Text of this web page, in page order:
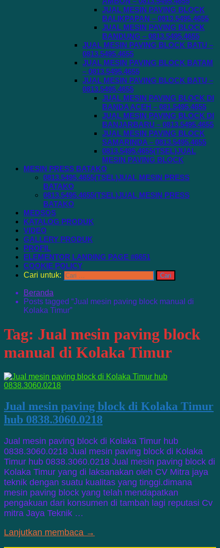
JUAL MESIN PAVING BLOCK
BALIKPAPAN – 0813.5495.4655
JUAL MESIN PAVING BLOCK
BANDUNG – 0813.5495.4655
JUAL MESIN PAVING BLOCK BATU –
0813.5495.4655
JUAL MESIN PAVING BLOCK BATAM
– 0813.5495.4655
JUAL MESIN PAVING BLOCK BATU –
0813.5495.4655
JUAL MESIN PAVING BLOCK DI
BANDA ACEH – 081.5495.4655
JUAL MESIN PAVING BLOCK DI
BANJARBARU – 0813.5495.4655
JUAL MESIN PAVING BLOCK
SAMARINDA – 0813.5495.4655
0813.5495.4655(TSEL)JUAL
MESIN PAVING BLOCK
MESIN PRESS BATAKO
0813.5495.4655(TSEL)JUAL MESIN PRESS
BATAKO
0813.5495.4655(TSEL)JUAL MESIN PRESS
BATAKO
MEDSOS
KATALOG PRODUK
VIDEO
GALLERY PRODUK
PROFIL
ELEMENTOR LANDING PAGE #6651
COOKIE POLICY
Cari untuk:
Beranda
Posts tagged “Jual mesin paving block manual di
Kolaka Timur”
Tag: Jual mesin paving block
manual di Kolaka Timur
Jual mesin paving block di Kolaka Timur
hub 0838.3060.0218
Jual mesin paving block di Kolaka Timur hub
0838.3060.0218 Jual mesin paving block di Kolaka
Timur hub 0838.3060.0218 Jual mesin paving block di
Kolaka Timur yang di laksanakan oleh CV Mitra jaya
teknik dengan suatu kualitas yang tinggi.dimana
mesin paving block yang telah mendapatkan
pengakuan dari konsumen di tambah lagi reputasi Cv
mitra Jaya Teknik …
Lanjutkan membaca →